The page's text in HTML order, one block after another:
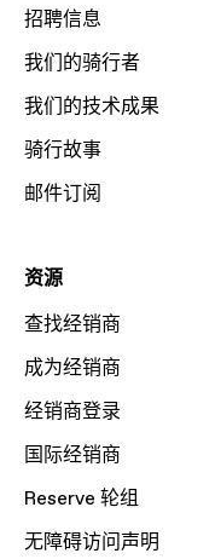
招聘信息
我们的骑行者
我们的技术成果
骑行故事
邮件订阅
资源
查找经销商
成为经销商
经销商登录
国际经销商
Reserve 轮组
无障碍访问声明